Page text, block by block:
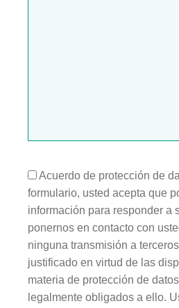
Acuerdo de protección de
formulario, usted acepta que
información para responder a
ponernos en contacto con
ninguna transmisión a
justificado en virtud de las
materia de protección de
legalmente obligados a ello.